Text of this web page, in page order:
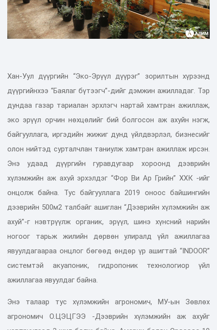
Хан-Уул дүүргийн “Эко-Эрүүл дүүрэг” зорилтын хүрээнд
дүүргийнхээ “Баялаг бүтээгч”-дийг дэмжин ажилладаг. Тэр
дундаа газар тариалан эрхлэгч нартай хамтран ажиллаж,
эко эрүүл орчин нөхцөлийг бий болгосон аж ахуйн нэгж,
байгууллага, иргэдийн жижиг дунд үйлдвэрлэл, бизнесийг
олон нийтэд сурталчлан таниулж хамтран ажиллаж ирсэн.
Энэ удаад дүүргийн гуравдугаар хороонд дээврийн
хүлэмжийн аж ахуй эрхэлдэг “Фор Ви Ар Грийн” ХХК -ийг
онцолж байна. Тус байгууллага 2019 оноос байшингийн
дээврийн 500м2 талбайг ашиглан “Дээврийн хүлэмжийн аж
ахуй”-г нэвтрүүлж органик, эрүүл, шинэ хүнсний нарийн
ногоог тарьж жилийн дөрвөн улиралд үйл ажиллагаа
явуулдагаараа онцлог бөгөөд өндөр үр ашигтай “INDOOR”
системтэй акуапоник, гидропоник технологиор үйл
ажиллагаа явуулдаг байна.
Энэ талаар тус хүлэмжийн агрономич, МУ-ын Зөвлөх
агрономич О.ЦЭЦГЭЭ -Дээврийн хүлэмжийн аж ахуйг